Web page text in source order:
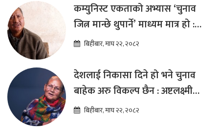
कम्युनिस्ट एकताको अभ्यास ‘चुनाव
जित्न मान्छे थुपार्ने’ माध्यम मात्र हो :
विप्लव
बिहीबार, माघ २२, २०८२
देशलाई निकासा दिने हो भने चुनाव
बाहेक अरु विकल्प छैन : अष्टलक्ष्मी
शाक्यबिहीबार, माघ २२, २०८२